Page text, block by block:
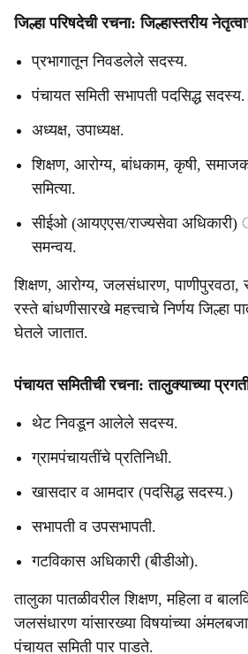
जिल्हा परिषदेची रचना: जिल्हास्तरीय
प्रभागातून निवडलेले सदस्य.
पंचायत समिती सभापती पदसिद्ध सदस्य.
अध्यक्ष, उपाध्यक्ष.
शिक्षण, आरोग्य, बांधकाम, कृषी,
समित्या.
सीईओ (आयएएस/राज्यसेवा अधिकारी) ः
समन्वय.
शिक्षण, आरोग्य, जलसंधारण, पाणीपुरवठा,
रस्ते बांधणीसारखे महत्त्वाचे निर्णय जिल्हा
घेतले जातात.
पंचायत समितीची रचना: तालुक्याच्या
थेट निवडून आलेले सदस्य.
ग्रामपंचायतींचे प्रतिनिधी.
खासदार व आमदार (पदसिद्ध सदस्य.)
सभापती व उपसभापती.
गटविकास अधिकारी (बीडीओ).
तालुका पातळीवरील शिक्षण, महिला व
जलसंधारण यांसारख्या विषयांच्या
पंचायत समिती पार पाडते.